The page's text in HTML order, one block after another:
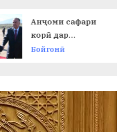
Анҷоми сафари
корӣ дар
Ҷумҳурии
Бойгонӣ